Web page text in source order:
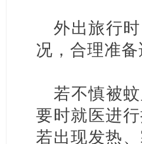
外出旅行
况，合理准
若不慎被
要时就医进
若出现发热